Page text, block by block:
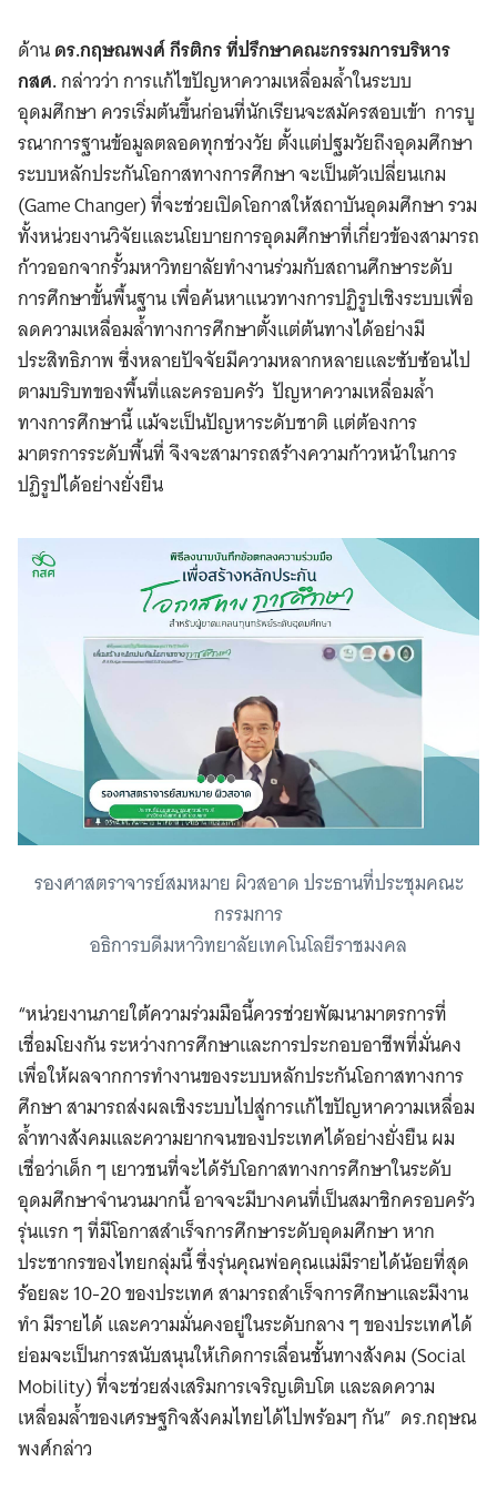
ด้านดร.กฤษณพงศ์ กีรติกร ที่ปรึกษาคณะกรรมการบริหาร
กสศ.กล่าวว่า การแก้ไขปัญหาความเหลื่อมล้ำในระบบ
อุดมศึกษา ควรเริ่มต้นขึ้นก่อนที่นักเรียนจะสมัครสอบเข้า การบู
รณาการฐานข้อมูลตลอดทุกช่วงวัย ตั้งแต่ปฐมวัยถึงอุดมศึกษา
ระบบหลักประกันโอกาสทางการศึกษา จะเป็นตัวเปลี่ยนเกม
(Game Changer) ที่จะช่วยเปิดโอกาสให้สถาบันอุดมศึกษา รวม
ทั้งหน่วยงานวิจัยและนโยบายการอุดมศึกษาที่เกี่ยวข้องสามารถ
ก้าวออกจากรั้วมหาวิทยาลัยทำงานร่วมกับสถานศึกษาระดับ
การศึกษาขั้นพื้นฐาน เพื่อค้นหาแนวทางการปฏิรูปเชิงระบบเพื่อ
ลดความเหลื่อมล้ำทางการศึกษาตั้งแต่ต้นทางได้อย่างมี
ประสิทธิภาพ ซึ่งหลายปัจจัยมีความหลากหลายและซับซ้อนไป
ตามบริบทของพื้นที่และครอบครัว ปัญหาความเหลื่อมล้ำ
ทางการศึกษานี้ แม้จะเป็นปัญหาระดับชาติ แต่ต้องการ
มาตรการระดับพื้นที่ จึงจะสามารถสร้างความก้าวหน้าในการ
ปฏิรูปได้อย่างยั่งยืน
รองศาสตราจารย์สมหมาย ผิวสอาด ประธานที่ประชุมคณะ
กรรมการ
อธิการบดีมหาวิทยาลัยเทคโนโลยีราชมงคล
“หน่วยงานภายใต้ความร่วมมือนี้ควรช่วยพัฒนามาตรการที่
เชื่อมโยงกัน ระหว่างการศึกษาและการประกอบอาชีพที่มั่นคง
เพื่อให้ผลจากการทำงานของระบบหลักประกันโอกาสทางการ
ศึกษา สามารถส่งผลเชิงระบบไปสู่การแก้ไขปัญหาความเหลื่อม
ล้ำทางสังคมและความยากจนของประเทศได้อย่างยั่งยืน ผม
เชื่อว่าเด็ก ๆ เยาวชนที่จะได้รับโอกาสทางการศึกษาในระดับ
อุดมศึกษาจำนวนมากนี้ อาจจะมีบางคนที่เป็นสมาชิกครอบครัว
รุ่นแรก ๆ ที่มีโอกาสสำเร็จการศึกษาระดับอุดมศึกษา หาก
ประชากรของไทยกลุ่มนี้ ซึ่งรุ่นคุณพ่อคุณแม่มีรายได้น้อยที่สุด
ร้อยละ 10-20 ของประเทศ สามารถสำเร็จการศึกษาและมีงาน
ทำ มีรายได้ และความมั่นคงอยู่ในระดับกลาง ๆ ของประเทศได้
ย่อมจะเป็นการสนับสนุนให้เกิดการเลื่อนชั้นทางสังคม (Social
Mobility) ที่จะช่วยส่งเสริมการเจริญเติบโต และลดความ
เหลื่อมล้ำของเศรษฐกิจสังคมไทยได้ไปพร้อมๆ กัน” ดร.กฤษณ
พงศ์กล่าว